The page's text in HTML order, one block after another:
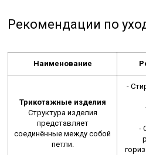
Рекомендации по
Наименование
Трикотажные изделия
Структура изделия
представляет
соединённые между собой
петли.
-
-